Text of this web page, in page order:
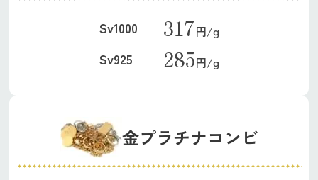
Sv1000 317円/g
Sv925 285円/g
金プラチナコンビ